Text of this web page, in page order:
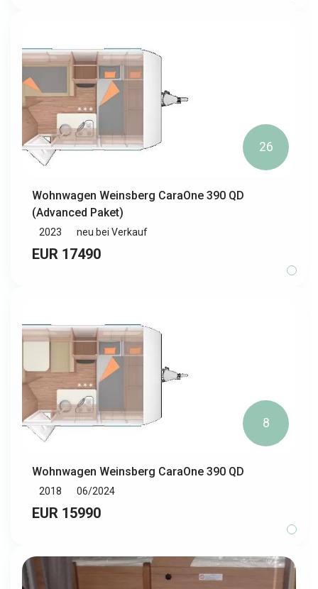
26
Wohnwagen Weinsberg CaraOne 390 QD
(Advanced Paket)
2023 neu bei Verkauf
EUR 17490
8
Wohnwagen Weinsberg CaraOne 390 QD
2018 06/2024
EUR 15990